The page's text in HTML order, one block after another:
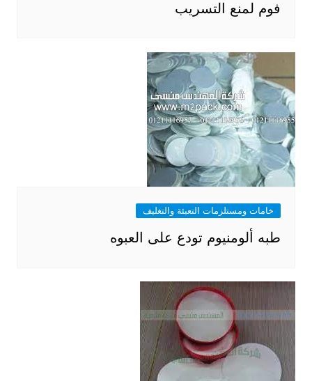
فوم لمنع التسريب
خامات ومستلزمات التعبئة والتغليف
طبه ألومنيوم تودع على العبوه